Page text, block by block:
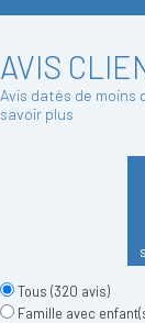
AVIS
Avis datés de moins
savoir plus
Tous (320 avis)
Famille avec